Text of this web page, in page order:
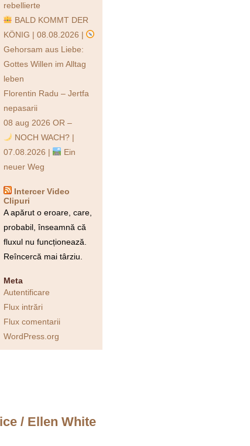
rebellierte
BALD KOMMT DER
KÖNIG | 08.08.2026 |
Gehorsam aus Liebe:
Gottes Willen im Alltag
leben
Florentin Radu – Jertfa
nepasarii
08 aug 2026 OR –
NOCH WACH? |
07.08.2026 |
Ein
neuer Weg
Intercer Video
Clipuri
A apărut o eroare, care,
probabil, înseamnă că
fluxul nu funcționează.
Reîncercă mai târziu.
Meta
Autentificare
Flux intrări
Flux comentarii
WordPress.org
/ Ellen White